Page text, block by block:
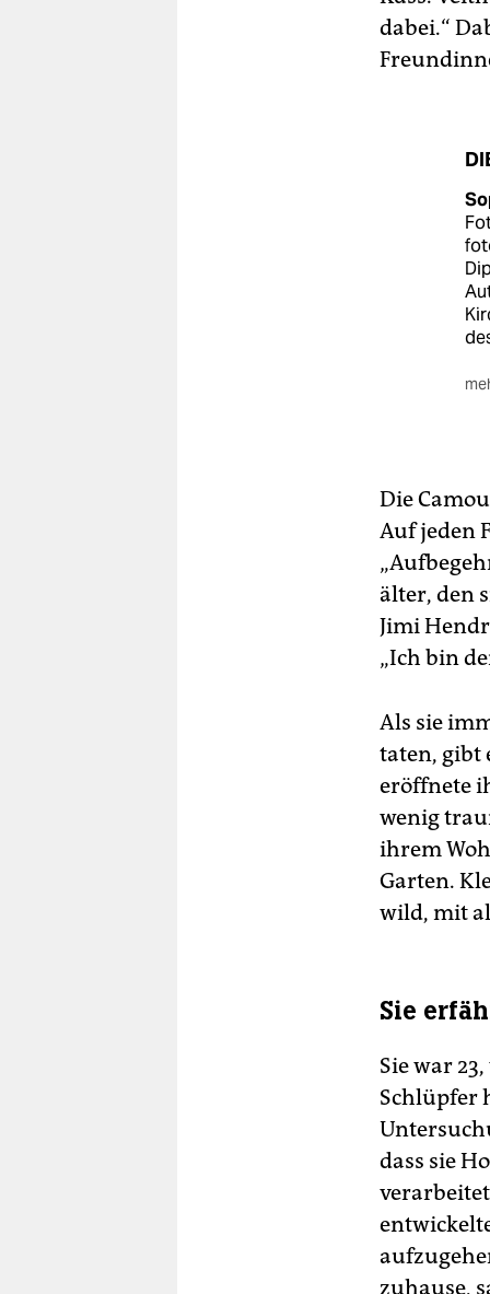
dabei.“
Die
Auf jeden
älter, den
Jimi
„Ich bin
Als sie
taten, gibt
eröffnete
wenig
ihrem
Garten.
wild, mit
Sie
Sie war
Schlüpfer
dass sie
zuhause,